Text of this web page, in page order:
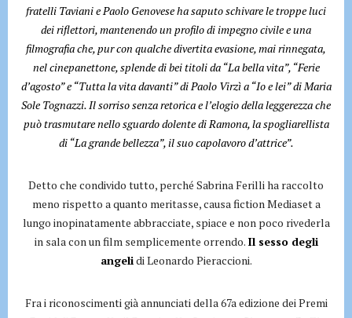
fratelli Taviani e Paolo Genovese ha saputo schivare le troppe luci
dei riflettori, mantenendo un profilo di impegno civile e una
filmografia che, pur con qualche divertita evasione, mai rinnegata,
nel cinepanettone, splende di bei titoli da “La bella vita”, “Ferie
d’agosto” e “Tutta la vita davanti” di Paolo Virzì a “Io e lei” di Maria
Sole Tognazzi. Il sorriso senza retorica e l’elogio della leggerezza che
può trasmutare nello sguardo dolente di Ramona, la spogliarellista
di “La grande bellezza”, il suo capolavoro d’attrice”.
Detto che condivido tutto, perché Sabrina Ferilli ha raccolto
meno rispetto a quanto meritasse, causa fiction Mediaset a
lungo inopinatamente abbracciate, spiace e non poco rivederla
in sala con un film semplicemente orrendo. Il sesso degli
angelidi Leonardo Pieraccioni.
Fra i riconoscimenti già annunciati della 67a edizione dei Premi